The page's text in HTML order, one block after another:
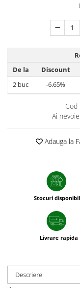
patrunjel
sfecla
Seminte plante
Seminte cereale
Porumb
Cereale paioase
Seminte plante
Seminte si bulbi de
Seminte de gazon
Turba si Substraturi
Ingrasaminte
Ingrasaminte BIO
Biostimulatori
Ingrasaminte pentru
De la
Discount
2 buc -6.65%
Cod
Ai
Adauga la
Stocuri
Livrare rapida
Descriere